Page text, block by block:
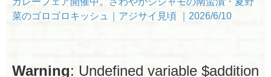
菜のゴロゴロキッシュ｜アジサイ見頃 ｜2026/6/10
Warning: Undefined variable $addition